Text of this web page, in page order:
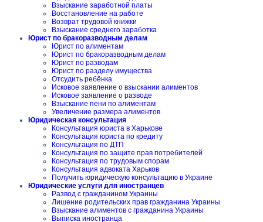
Взыскание заработной платы
Восстановление на работе
Возврат трудовой книжки
Взыскание среднего заработка
Юрист по бракоразводным делам
Юрист по алиментам
Юрист по бракоразводным делам
Юрист по разводам
Юрист по разделу имущества
Отсудить ребёнка
Исковое заявление о взыскании алиментов
Исковое заявление о разводе
Взыскание пени по алиментам
Увеличение размера алиментов
Юридическая консультация
Консультация юриста в Харькове
Консультация юриста по кредиту
Консультация по ДТП
Консультация по защите прав потребителей
Консультация по трудовым спорам
Консультация адвоката Харьков
Получить юридическую консультацию в Украине
Юридические услуги для иностранцев
Развод с гражданином Украины
Лишение родительских прав гражданина Украины
Взыскание алиментов с гражданина Украины
Выписка иностранца